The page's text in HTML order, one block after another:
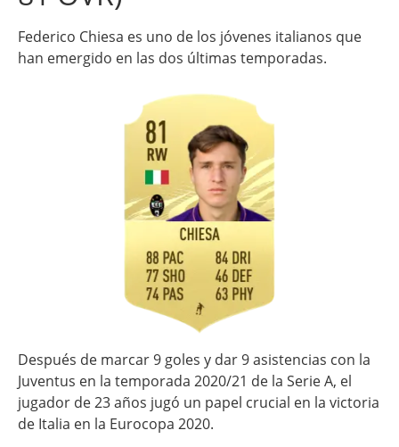
Federico Chiesa es uno de los jóvenes italianos que
han emergido en las dos últimas temporadas.
Después de marcar 9 goles y dar 9 asistencias con la
Juventus en la temporada 2020/21 de la Serie A, el
jugador de 23 años jugó un papel crucial en la victoria
de Italia en la Eurocopa 2020.